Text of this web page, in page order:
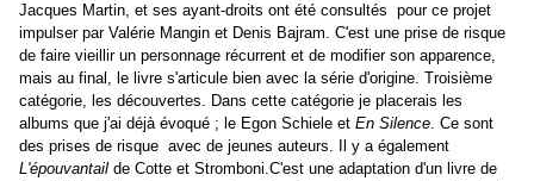
Jacques Martin, et ses ayant-droits ont été consultés pour ce projet
impulser par Valérie Mangin et Denis Bajram. C'est une prise de risque
de faire vieillir un personnage récurrent et de modifier son apparence,
mais au final, le livre s'articule bien avec la série d'origine. Troisième
catégorie, les découvertes. Dans cette catégorie je placerais les
albums que j'ai déjà évoqué ; le Egon Schiele et En Silence. Ce sont
des prises de risque avec de jeunes auteurs. Il y a également
L'épouvantail de Cotte et Stromboni.C'est une adaptation d'un livre de